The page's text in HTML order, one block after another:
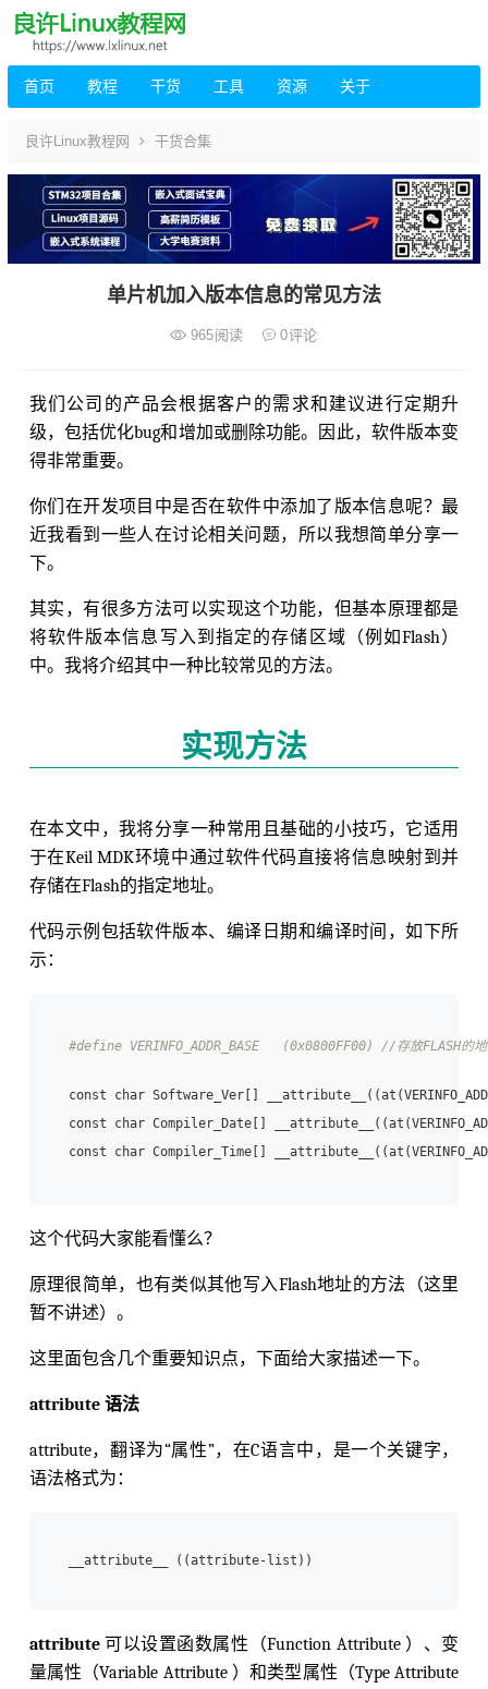
首页 教程 干货 工具 资源 关于
良许Linux教程网 干货合集
单片机加入版本信息的常见方法
965阅读 0评论
我们公司的产品会根据客户的需求和建议进行定期升
级，包括优化bug和增加或删除功能。因此，软件版本变
得非常重要。
你们在开发项目中是否在软件中添加了版本信息呢？最
近我看到一些人在讨论相关问题，所以我想简单分享一
下。
其实，有很多方法可以实现这个功能，但基本原理都是
将软件版本信息写入到指定的存储区域（例如Flash）
中。我将介绍其中一种比较常见的方法。
实现方法
在本文中，我将分享一种常用且基础的小技巧，它适用
于在Keil MDK环境中通过软件代码直接将信息映射到并
存储在Flash的指定地址。
代码示例包括软件版本、编译日期和编译时间，如下所
示：
#define VERINFO_ADDR_BASE   (0x0800FF00) //存放FLASH的
const char Software_Ver[]
const char Compiler_Date[]
const char Compiler_Time[]
这个代码大家能看懂么？
原理很简单，也有类似其他写入Flash地址的方法（这里
暂不讲述）。
这里面包含几个重要知识点，下面给大家描述一下。
attribute语法
attribute，翻译为“属性”，在C语言中，是一个关键字，
语法格式为：
attribute可以设置函数属性（Function Attribute ）、变
量属性（Variable Attribute ）和类型属性（Type Attribute